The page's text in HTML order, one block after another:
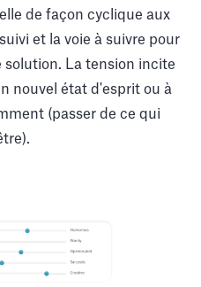
de façon cyclique aux
et la voie à suivre pour
La tension incite
nouvel état d'esprit ou à
(passer de ce qui